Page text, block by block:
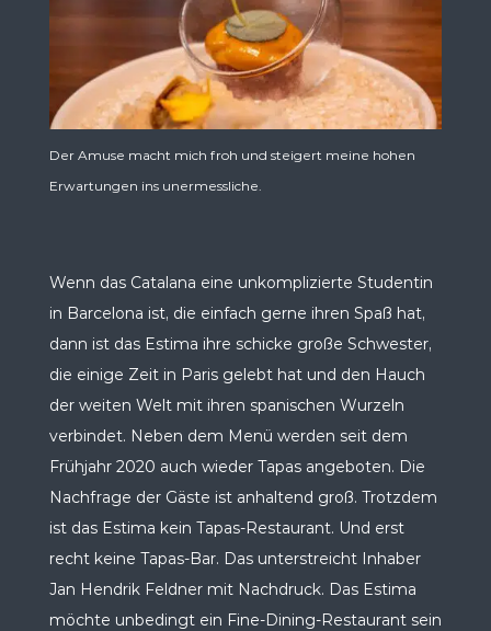
Der Amuse macht mich froh und steigert meine hohen
Erwartungen ins unermessliche.
Wenn das Catalana eine unkomplizierte Studentin
in Barcelona ist, die einfach gerne ihren Spaß hat,
dann ist das Estima ihre schicke große Schwester,
die einige Zeit in Paris gelebt hat und den Hauch
der weiten Welt mit ihren spanischen Wurzeln
verbindet. Neben dem Menü werden seit dem
Frühjahr 2020 auch wieder Tapas angeboten. Die
Nachfrage der Gäste ist anhaltend groß. Trotzdem
ist das Estima kein Tapas-Restaurant. Und erst
recht keine Tapas-Bar. Das unterstreicht Inhaber
Jan Hendrik Feldner mit Nachdruck. Das Estima
möchte unbedingt ein Fine-Dining-Restaurant sein